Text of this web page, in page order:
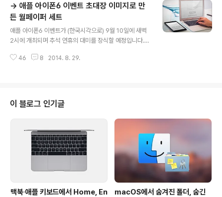
처 라이브러리를 라이트룸으로 이전하는 방법을 기술한 단
계별 가이드(PDF)를 배포하기 시작했습니다. 조만간 이런
작업을 한 큐에 할 수 있는 자동화 도구도 제공할 예정이라
고 합니다.저의 경우 그동안 애퍼처로만 사진을 관리했지
라이트룸에 대해서는 큰 관심이 없었습니다. 크리에이티브
클라우드를 구독하고 있어 추가 비용 없이 써볼 수 있는데
→ 애플 아이폰6 이벤트 초대장 이미지로 만
든 월페이퍼 세트
애플 아이폰6 이벤트가 (한국시각으로) 9월 10일에 새벽
2시에 개최되며 추석 연휴의 대미를 장식할 예정입니다.
팬들에게는 그야말로 축제 그 자체가 되겠죠. 차분한 이미
월페이퍼를 미국의 iDownloadBlog가 한데 모아 소개하
는 포스트를 올렸습니다. 모두 OS X 요세미티와도 잘 어울
리고 깔끔∙은은한 게 이벤트가 지난 후에도 기본 월페이퍼
로 사용할 만합니다.데스크톱은 물론 아이폰과 아이패드의
화면 크기에 맞는 여러 버전이 있으니 적당한 것을 골라 사
용하시기 바랍니다. 월페이퍼 다운로..
46 8 2014. 8. 29.
이 블로그 인기글
맥북∙애플 키보드에서 Home, En
macOS에서 숨겨진 폴더, 숨긴